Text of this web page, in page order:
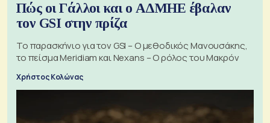
Πώς οι Γάλλοι και ο ΑΔΜΗΕ έβαλαν
τον GSI στην πρίζα
Το παρασκήνιο για τον GSI – Ο μεθοδικός Μανουσάκης,
το πείσμα Meridiam και Nexans – Ο ρόλος του Μακρόν
Χρήστος Κολώνας